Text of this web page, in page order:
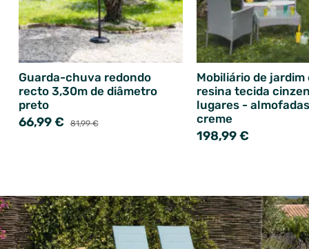
Guarda-chuva redondo
recto 3,30m de diâmetro
preto
66,99 € 81,99 €
Mobiliário de jardim
resina tecida
lugares -
creme
198,99 €